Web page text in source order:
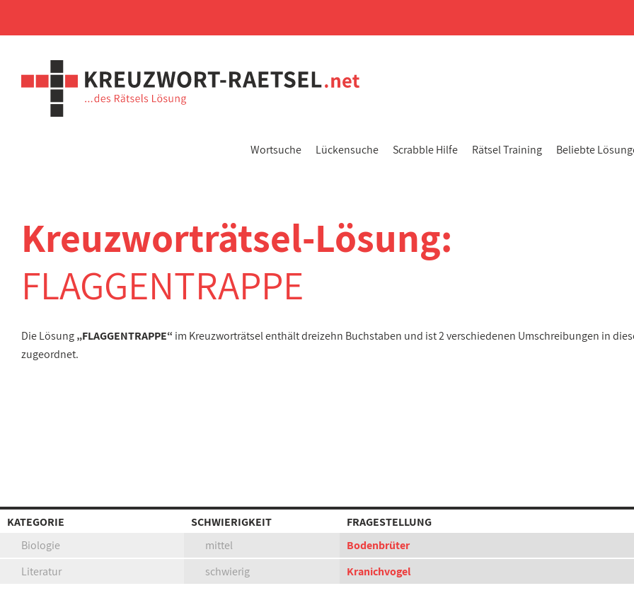
Wortsuche Lückensuche Scrabble Hilfe Rätsel Training Beliebte
Kreuzworträtsel-Lösung:
FLAGGENTRAPPE
Die Lösung„FLAGGENTRAPPE“ im Kreuzworträtsel enthält dreizehn Buchstaben und ist 2 verschiedenen Umschreibungen in
zugeordnet.
KATEGORIE SCHWIERIGKEIT
FRAGESTELLUNG
Biologie
mittel
Bodenbrüter
Literatur
schwierig Kranichvogel